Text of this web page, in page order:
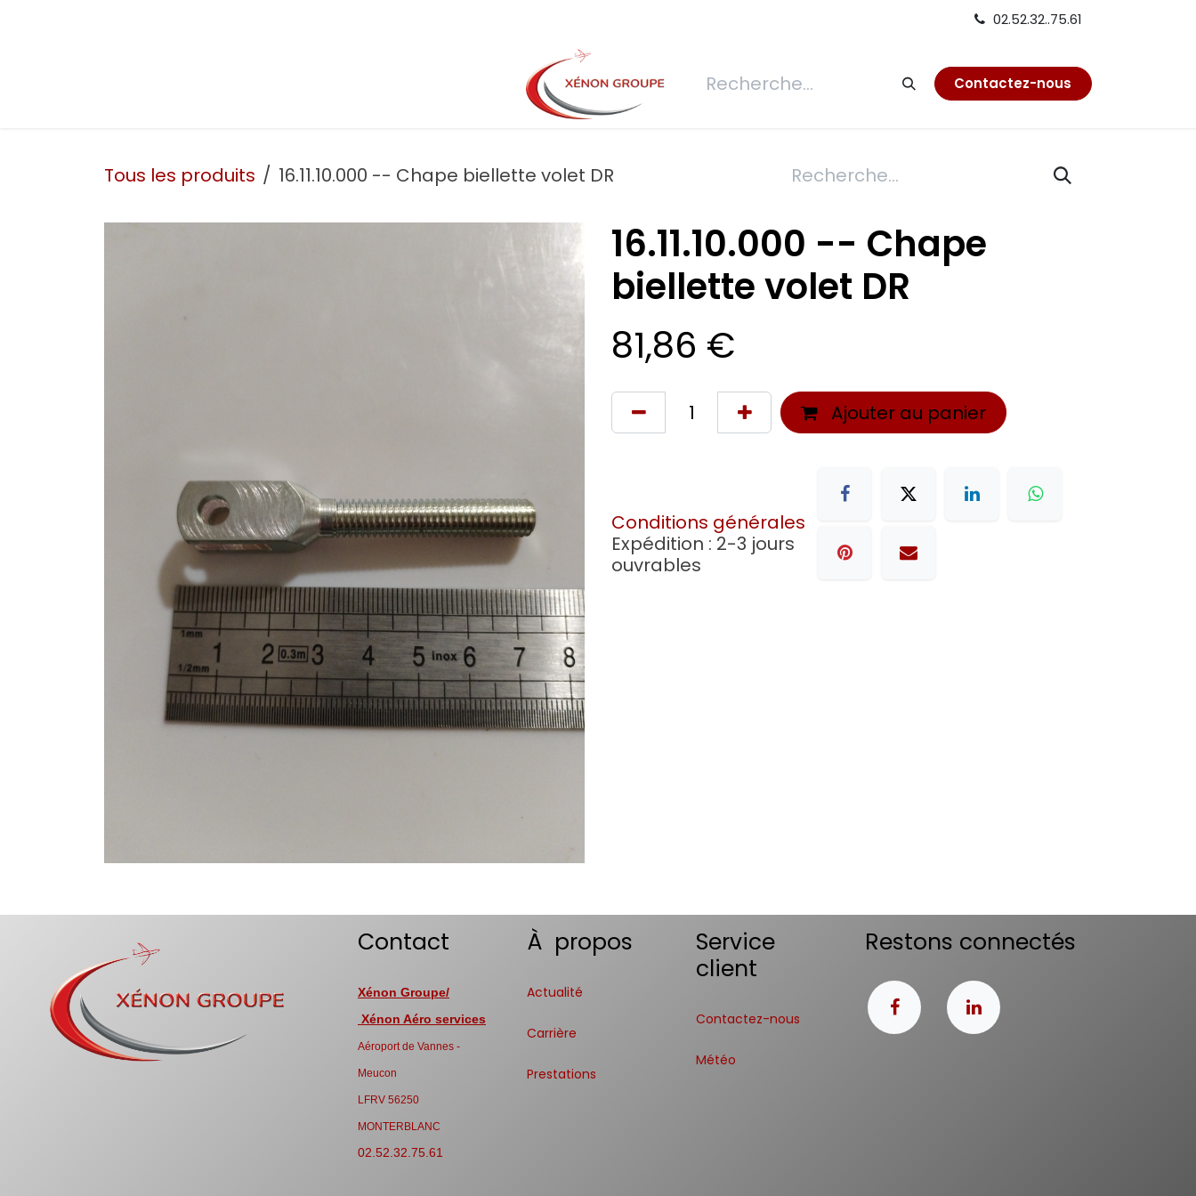
02.52.32..75.61
Demande de devis Connexion Réfection Contactez-nous
Tous les produits 16.11.10.000 -- Chape biellette volet DR
16.11.10.000 -- Chape
biellette volet DR
81,86 €
Ajouter au panier
Conditions générales
Expédition : 2-3 jours
ouvrables
Contact
Xénon Groupe/
Xénon Aéro services
Aéroport de Vannes -
Meucon
LFRV 56250
MONTERBLANC
02.52.32.75.61
À propos
Actualité
Carrière
Prestations
Service
client
Contactez-nous
Météo
Restons connectés